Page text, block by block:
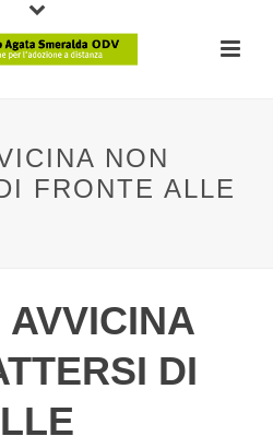
NON
FRONTE ALLE
AVVICINA
DI